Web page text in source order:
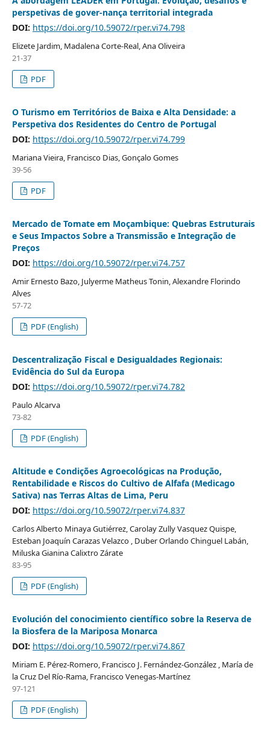
perspetivas de gover-nança territorial integrada
DOI: https://doi.org/10.59072/rper.vi74.798
Elizete Jardim, Madalena Corte-Real, Ana Oliveira
21-37
PDF
O Turismo em Territórios de Baixa e Alta Densidade: a
Perspetiva dos Residentes do Centro de Portugal
DOI: https://doi.org/10.59072/rper.vi74.799
Mariana Vieira, Francisco Dias, Gonçalo Gomes
39-56
PDF
Mercado de Tomate em Moçambique: Quebras Estruturais
e Seus Impactos Sobre a Transmissão e Integração de
Preços
DOI: https://doi.org/10.59072/rper.vi74.757
Amir Ernesto Bazo, Julyerme Matheus Tonin, Alexandre Florindo
Alves
57-72
PDF (English)
Descentralização Fiscal e Desigualdades Regionais:
Evidência do Sul da Europa
DOI: https://doi.org/10.59072/rper.vi74.782
Paulo Alcarva
73-82
PDF (English)
Altitude e Condições Agroecológicas na Produção,
Rentabilidade e Riscos do Cultivo de Alfafa (Medicago
Sativa) nas Terras Altas de Lima, Peru
DOI: https://doi.org/10.59072/rper.vi74.837
Carlos Alberto Minaya Gutiérrez, Carolay Zully Vasquez Quispe,
Esteban Joaquín Carazas Velazco , Duber Orlando Chinguel Labán,
Miluska Gianina Calixtro Zárate
83-95
PDF (English)
Evolución del conocimiento científico sobre la Reserva de
la Biosfera de la Mariposa Monarca
DOI: https://doi.org/10.59072/rper.vi74.867
Miriam E. Pérez-Romero, Francisco J. Fernández-González , María de
la Cruz Del Río-Rama, Francisco Venegas-Martínez
97-121
PDF (English)